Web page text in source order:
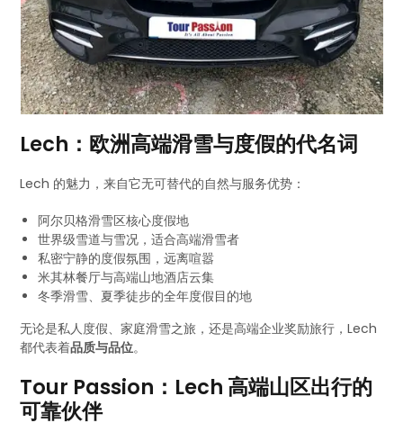
Lech：欧洲高端滑雪与度假的代名词
Lech 的魅力，来自它无可替代的自然与服务优势：
阿尔贝格滑雪区核心度假地
世界级雪道与雪况，适合高端滑雪者
私密宁静的度假氛围，远离喧嚣
米其林餐厅与高端山地酒店云集
冬季滑雪、夏季徒步的全年度假目的地
无论是私人度假、家庭滑雪之旅，还是高端企业奖励旅行，Lech
都代表着品质与品位。
Tour Passion：Lech 高端山区出行的
可靠伙伴